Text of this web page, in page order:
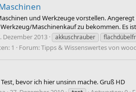
und Werkzeuge vorstellen.
Maschinenkauf zu bekommen. Es
Dezember 2013 akkuschrauber
1 Forum:Tipps & Wissenswertes von
bevor ich hier unsinn mache. Gruß HD